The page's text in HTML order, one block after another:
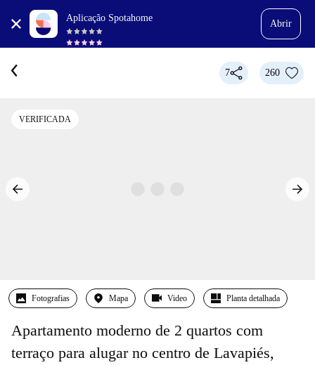
Aplicação Spotahome
Abrir
7 260
VERIFICADA
Fotografias Mapa Video Planta detalhada
Apartamento moderno de 2 quartos com
terraço para alugar no centro de Lavapiés,